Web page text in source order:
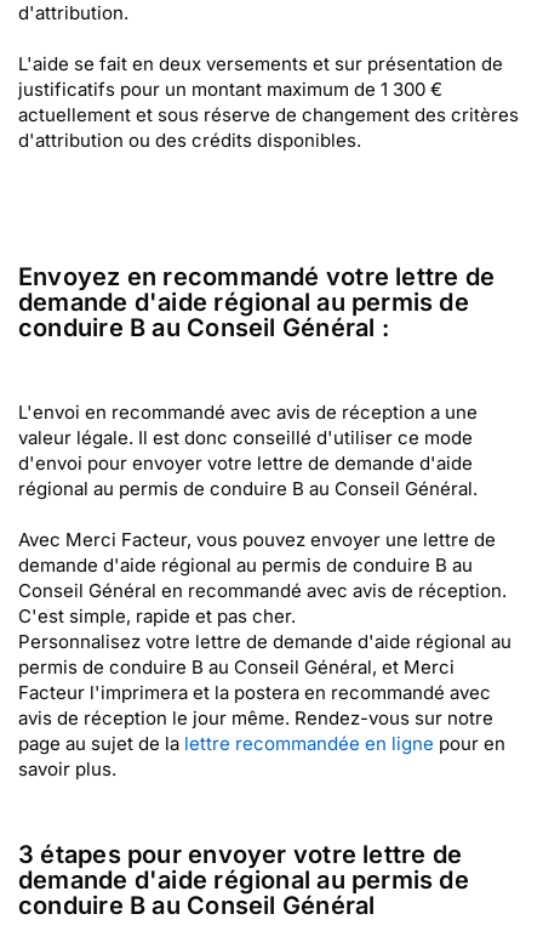
d'attribution.
L'aide se fait en deux versements et sur présentation de
justificatifs pour un montant maximum de 1 300 €
actuellement et sous réserve de changement des critères
d'attribution ou des crédits disponibles.
Envoyez en recommandé votre lettre de
demande d'aide régional au permis de
conduire B au Conseil Général :
L'envoi en recommandé avec avis de réception a une
valeur légale. Il est donc conseillé d'utiliser ce mode
d'envoi pour envoyer votre lettre de demande d'aide
régional au permis de conduire B au Conseil Général.
Avec Merci Facteur, vous pouvez envoyer une lettre de
demande d'aide régional au permis de conduire B au
Conseil Général en recommandé avec avis de réception.
C'est simple, rapide et pas cher.
Personnalisez votre lettre de demande d'aide régional au
permis de conduire B au Conseil Général, et Merci
Facteur l'imprimera et la postera en recommandé avec
avis de réception le jour même. Rendez-vous sur notre
page au sujet de la lettre recommandée en ligne pour en
savoir plus.
3 étapes pour envoyer votre lettre de
demande d'aide régional au permis de
conduire B au Conseil Général